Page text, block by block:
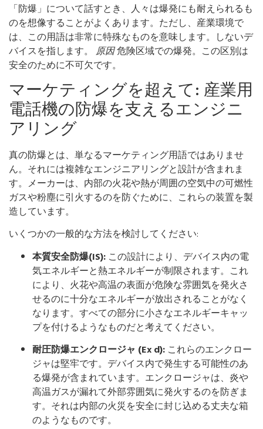
「防爆」について話すとき、人々は爆発にも耐えられるも
のを想像することがよくあります。ただし、産業環境で
は、この用語は非常に特殊なものを意味します。しないデ
バイスを指します。 原因危険区域での爆発。この区別は
安全のために不可欠です。
マーケティングを超えて: 産業用
電話機の防爆を支えるエンジニ
アリング
真の防爆とは、単なるマーケティング用語ではありませ
ん。それには複雑なエンジニアリングと設計が含まれま
す。メーカーは、内部の火花や熱が周囲の空気中の可燃性
ガスや粉塵に引火するのを防ぐために、これらの装置を製
造しています。
いくつかの一般的な方法を検討してください:
本質安全防爆(IS): この設計により、デバイス内の電
気エネルギーと熱エネルギーが制限されます。これ
により、火花や高温の表面が危険な雰囲気を発火さ
せるのに十分なエネルギーが放出されることがなく
なります。すべての部分に小さなエネルギーキャッ
プを付けるようなものだと考えてください。
耐圧防爆エンクロージャ (Ex d): これらのエンクロー
ジャは堅牢です。デバイス内で発生する可能性のあ
る爆発が含まれています。エンクロージャは、炎や
高温ガスが漏れて外部雰囲気に発火するのを防ぎま
す。それは内部の火災を安全に封じ込める丈夫な箱
のようなものです。